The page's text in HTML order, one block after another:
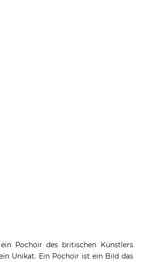
Pochoir des britischen Künstlers
Unikat. Ein Pochoir ist ein Bild das